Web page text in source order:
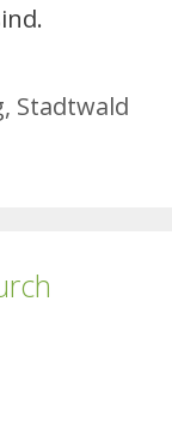
, Stadtwald